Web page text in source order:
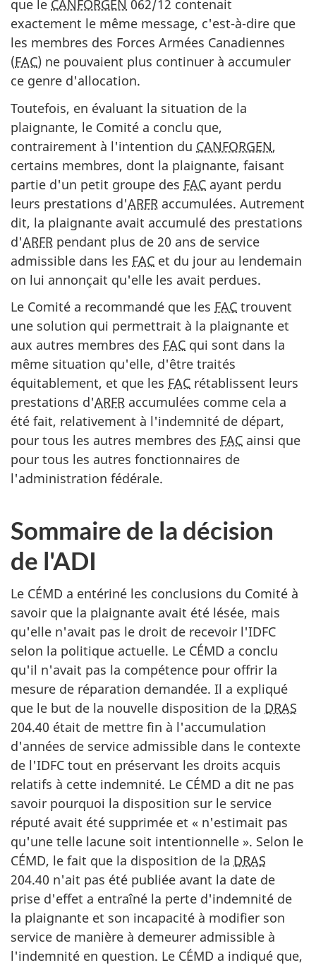
que le CANFORGEN 062/12 contenait
exactement le même message, c'est-à-dire que
les membres des Forces Armées Canadiennes
(FAC) ne pouvaient plus continuer à accumuler
ce genre d'allocation.
Toutefois, en évaluant la situation de la
plaignante, le Comité a conclu que,
contrairement à l'intention du CANFORGEN,
certains membres, dont la plaignante, faisant
partie d'un petit groupe des FAC ayant perdu
leurs prestations d'ARFR accumulées. Autrement
dit, la plaignante avait accumulé des prestations
d'ARFR pendant plus de 20 ans de service
admissible dans les FAC et du jour au lendemain
on lui annonçait qu'elle les avait perdues.
Le Comité a recommandé que les FAC trouvent
une solution qui permettrait à la plaignante et
aux autres membres des FAC qui sont dans la
même situation qu'elle, d'être traités
équitablement, et que les FAC rétablissent leurs
prestations d'ARFR accumulées comme cela a
été fait, relativement à l'indemnité de départ,
pour tous les autres membres des FAC ainsi que
pour tous les autres fonctionnaires de
l'administration fédérale.
Sommaire de la décision
de l'ADI
Le CÉMD a entériné les conclusions du Comité à
savoir que la plaignante avait été lésée, mais
qu'elle n'avait pas le droit de recevoir l'IDFC
selon la politique actuelle. Le CÉMD a conclu
qu'il n'avait pas la compétence pour offrir la
mesure de réparation demandée. Il a expliqué
que le but de la nouvelle disposition de la DRAS
204.40 était de mettre fin à l'accumulation
d'années de service admissible dans le contexte
de l'IDFC tout en préservant les droits acquis
relatifs à cette indemnité. Le CÉMD a dit ne pas
savoir pourquoi la disposition sur le service
réputé avait été supprimée et « n'estimait pas
qu'une telle lacune soit intentionnelle ». Selon le
CÉMD, le fait que la disposition de la DRAS
204.40 n'ait pas été publiée avant la date de
prise d'effet a entraîné la perte d'indemnité de
la plaignante et son incapacité à modifier son
service de manière à demeurer admissible à
l'indemnité en question. Le CÉMD a indiqué que,